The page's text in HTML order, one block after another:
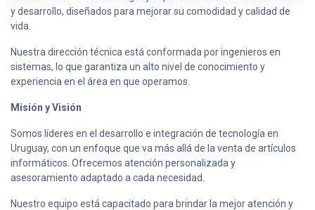
y desarrollo, diseñados para mejorar su comodidad y calidad de
vida.
Nuestra dirección técnica está conformada por ingenieros en
sistemas, lo que garantiza un alto nivel de conocimiento y
experiencia en el área en que operamos.
Misión y Visión
Somos líderes en el desarrollo e integración de tecnología en
Uruguay, con un enfoque que va más allá de la venta de artículos
informáticos. Ofrecemos atención personalizada y
asesoramiento adaptado a cada necesidad.
Nuestro equipo está capacitado para brindar la mejor atención y